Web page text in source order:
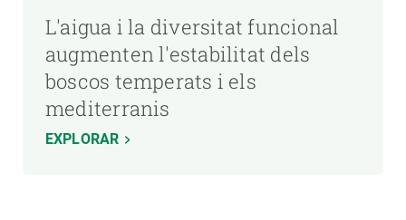
L'aigua i la diversitat funcional
augmenten l'estabilitat dels
boscos temperats i els
mediterranis
EXPLORAR